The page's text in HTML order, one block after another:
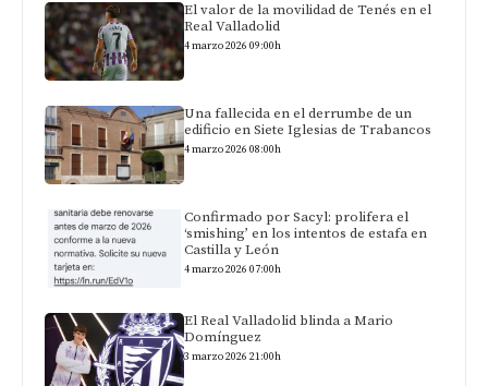
El valor de la movilidad de Tenés en el
Real Valladolid
4 marzo 2026 09:00h
Una fallecida en el derrumbe de un
edificio en Siete Iglesias de Trabancos
4 marzo 2026 08:00h
Confirmado por Sacyl: prolifera el
‘smishing’ en los intentos de estafa en
Castilla y León
4 marzo 2026 07:00h
El Real Valladolid blinda a Mario
Domínguez
3 marzo 2026 21:00h